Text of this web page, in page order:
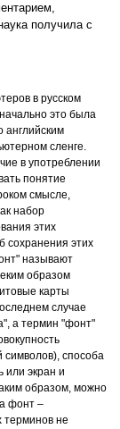
получила с
в русском
это была
английским
сленге.
в употреблении
понятие
смысле,
набор
этих
сохранения этих
называют
образом
карты
случае
а термин "фонт"
способа
или экран и
образом, можно
фонт –
терминов не